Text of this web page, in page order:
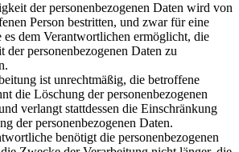
der personenbezogenen Daten wird von
Person bestritten, und zwar für eine
es dem Verantwortlichen ermöglicht, die
der personenbezogenen Daten zu
ist unrechtmäßig, die betroffene
die Löschung der personenbezogenen
verlangt stattdessen die Einschränkung
der personenbezogenen Daten.
benötigt die personenbezogenen